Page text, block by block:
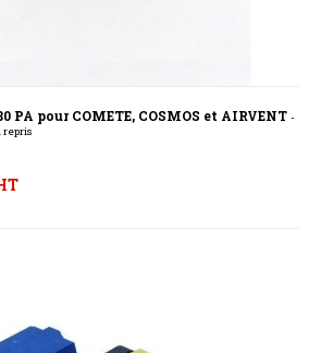
PA pour COMETE, COSMOS et AIRVENT -
repris